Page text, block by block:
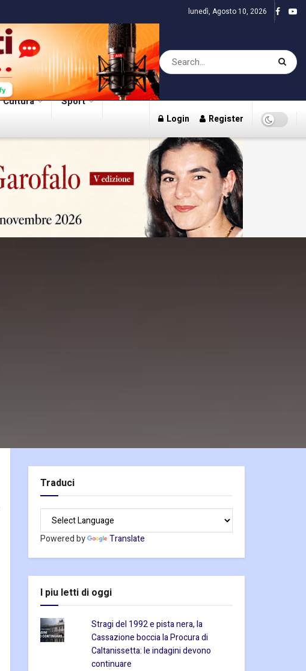
lunedì, Agosto 10, 2026
Cultura Sport
Login Register
Traduci
Powered by Translate
I piu letti di oggi
Stragi del 1992 e pista nera, la
Cassazione boccia la Procura di
Caltanissetta: le indagini devono
continuare